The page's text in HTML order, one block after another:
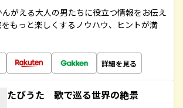
がえる大人の男たちに役立つ情報をお伝え
をもっと楽しくするノウハウ、ヒントが満
詳細を見る
たびうた 歌で巡る世界の絶景